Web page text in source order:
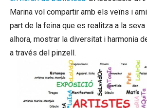
Marina vol compartir amb els veïns i
part de la feina que es realitza a la
alhora, mostrar la diversitat i harmonia
a través del pinzell.